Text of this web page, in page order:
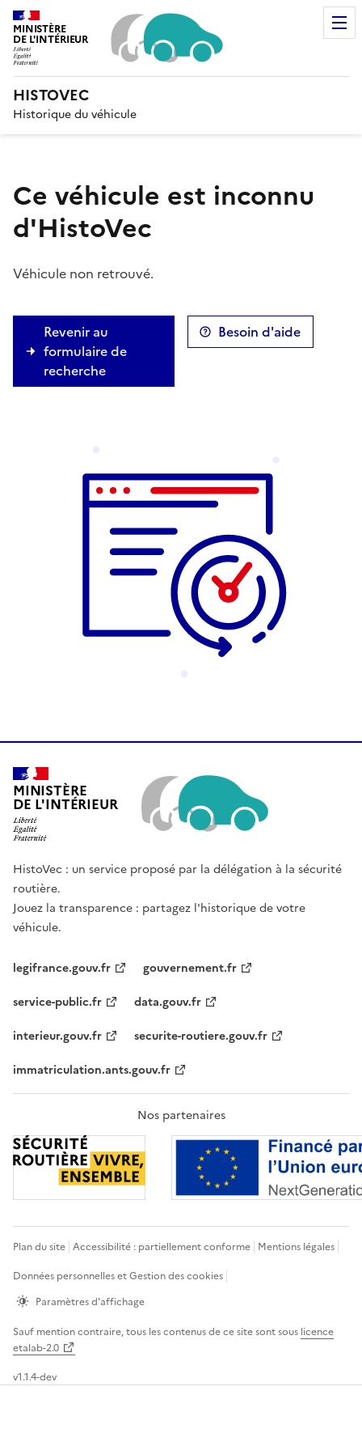
MINISTÈRE
DE L'INTÉRIEUR
Liberté, Égalité, Fraternité
HISTOVEC
Historique du véhicule
Ce véhicule est inconnu
d'HistoVec
Véhicule non retrouvé.
Revenir au
formulaire de
recherche
Besoin d'aide
MINISTÈRE
DE L'INTÉRIEUR
HistoVec : un service proposé par la délégation à la sécurité
routière.
Jouez la transparence : partagez l'historique de votre
véhicule.
legifrance.gouv.fr
gouvernement.fr
service-public.fr
data.gouv.fr
interieur.gouv.fr
securite-routiere.gouv.fr
immatriculation.ants.gouv.fr
Nos partenaires
Plan du site Accessibilité : partiellement conforme Mentions légales
Données personnelles et Gestion des cookies
Paramètres d'affichage
Sauf mention contraire, tous les contenus de ce site sont sous licence
etalab-2.0
v1.1.4-dev